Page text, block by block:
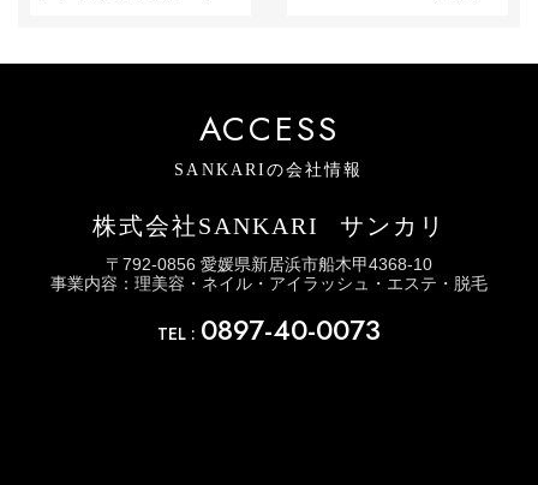
ACCESS
SANKARIの会社情報
株式会社SANKARI サンカリ
〒792-0856 愛媛県新居浜市船木甲4368-10
事業内容：理美容・ネイル・アイラッシュ・エステ・脱毛
TEL : 0897-40-0073